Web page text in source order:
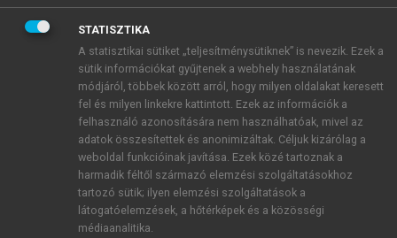
BELÉPÉS SAJÁT FIÓKKAL
ÚJ FIÓK LÉTREHOZÁSA
1 óra díjmentes hozzáférés
E-MAIL-CÍM
STATISZTIKA
A statisztikai sütiket „teljesítménysütiknek” is nevezik. Ezek a
sütik információkat gyűjtenek a webhely használatának
módjáról, többek között arról, hogy milyen oldalakat keresett
fel és milyen linkekre kattintott. Ezek az információk a
felhasználó azonosítására nem használhatóak, mivel az
adatok összesítettek és anonimizáltak. Céljuk kizárólag a
weboldal funkcióinak javítása. Ezek közé tartoznak a
harmadik féltől származó elemzési szolgáltatásokhoz
tartozó sütik; ilyen elemzési szolgáltatások a
látogatóelemzések, a hőtérképek és a közösségi
médiaanalitika.